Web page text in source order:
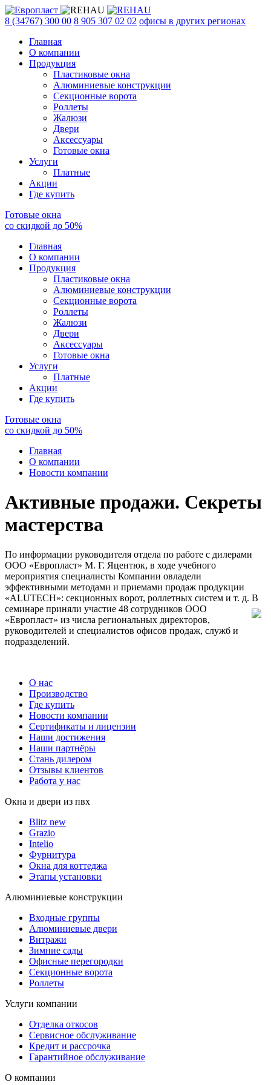
8 (34767) 300 00 8 905 307 02 02 офисы в других регионах
Главная
О компании
Продукция
Пластиковые окна
Алюминиевые конструкции
Секционные ворота
Роллеты
Жалюзи
Двери
Аксессуары
Готовые окна
Услуги
Платные
Акции
Где купить
Готовые окна
со скидкой до 50%
Главная
О компании
Продукция
Пластиковые окна
Алюминиевые конструкции
Секционные ворота
Роллеты
Жалюзи
Двери
Аксессуары
Готовые окна
Услуги
Платные
Акции
Где купить
Готовые окна
со скидкой до 50%
Главная
О компании
Новости компании
Активные продажи. Секреты
мастерства
По информации руководителя отдела по работе с дилерами
ООО «Европласт» М. Г. Яцентюк, в ходе учебного
мероприятия специалисты Компании овладели
эффективными методами и приемами продаж продукции
«ALUTECH»: секционных ворот, роллетных систем и т. д. В
семинаре приняли участие 48 сотрудников ООО
«Европласт» из числа региональных директоров,
руководителей и специалистов офисов продаж, служб и
подразделений.
О нас
Производство
Где купить
Новости компании
Сертификаты и лицензии
Наши достижения
Наши партнёры
Стань дилером
Отзывы клиентов
Работа у нас
Окна и двери из пвх
Blitz new
Grazio
Intelio
Фурнитура
Окна для коттеджа
Этапы установки
Алюминиевые конструкции
Входные группы
Алюминиевые двери
Витражи
Зимние сады
Офисные перегородки
Секционные ворота
Роллеты
Услуги компании
Отделка откосов
Сервисное обслуживание
Кредит и рассрочка
Гарантийное обслуживание
О компании